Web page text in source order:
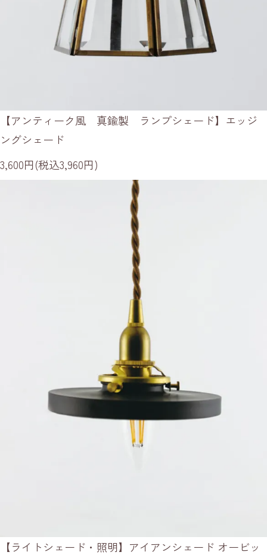
【アンティーク風 真鍮製 ランプシェード】エッジ
ングシェード
3,600円(税込3,960円)
【ライトシェード・照明】アイアンシェード オービッ